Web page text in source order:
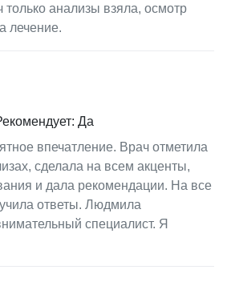
анализы взяла, осмотр
лечение.
Да
впечатление. Врач отметила
сделала на всем акценты,
и дала рекомендации. На все
ответы. Людмила
специалист. Я